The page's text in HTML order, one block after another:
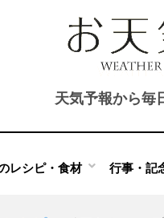
天気予報から毎
レシピ・食材 行事・記